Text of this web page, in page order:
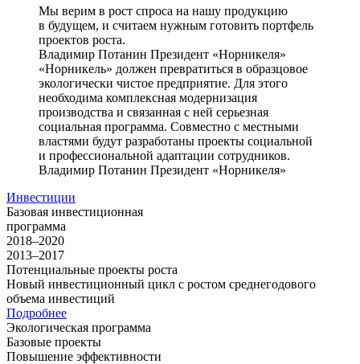
Мы верим в рост спроса на нашу продукцию
в будущем, и считаем нужным готовить портфель
проектов роста.
Владимир Потанин Президент «Норникеля»
«Норникель» должен превратиться в образцовое
экологически чистое предприятие. Для этого
необходима комплексная модернизация
производства и связанная с ней серьезная
социальная программа. Совместно с местными
властями будут разработаны проекты социальной
и профессиональной адаптации сотрудников.
Владимир Потанин Президент «Норникеля»
Инвестиции
Базовая инвестиционная
программа
2018–2020
2013–2017
Потенциальные проекты роста
Новый инвестиционный цикл с ростом среднегодового
объема инвестиций
Подробнее
Экологическая программа
Базовые проекты
Повышение эффективности